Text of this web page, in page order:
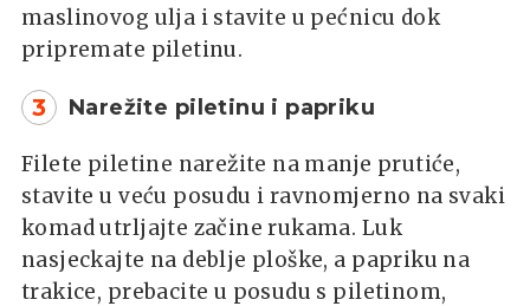
maslinovog ulja i stavite u pećnicu dok
pripremate piletinu.
3 Narežite piletinu i papriku
Filete piletine narežite na manje prutiće,
stavite u veću posudu i ravnomjerno na svaki
komad utrljajte začine rukama. Luk
nasjeckajte na deblje ploške, a papriku na
trakice, prebacite u posudu s piletinom,